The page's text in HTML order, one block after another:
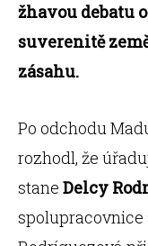
žhavou debatu
suverenitě
zásahu.
Po odchodu
rozhodl, že
stane Delcy